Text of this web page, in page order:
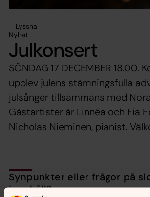
Lyssna
Nyhet
Julkonsert
SÖNDAG 17 DECEMBER 18.00.
upplev julens stämningsfulla
julsånger tillsammans med
Gästartister är Linnéa och Fia
Nicholas Nieminen, pianist.
Synpunkter eller frågor på
innehåll?